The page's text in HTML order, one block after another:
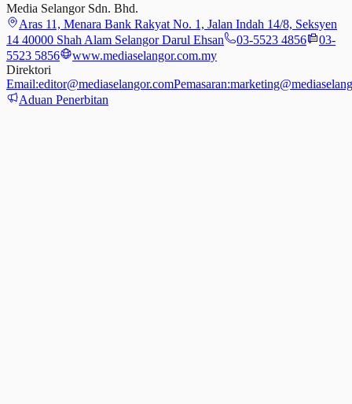
Media Selangor Sdn. Bhd.
Aras 11, Menara Bank Rakyat No. 1, Jalan Indah 14/8, Seksyen
14 40000 Shah Alam Selangor Darul Ehsan
03-5523 4856
03-
5523 5856
www.mediaselangor.com.my
Direktori
Email:editor@mediaselangor.comPemasaran:
Aduan Penerbitan